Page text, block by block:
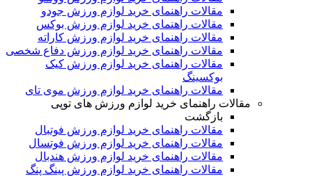
مقالات راهنمای خرید لوازم ورزش جودو
مقالات راهنمای خرید لوازم ورزش بوکس
مقالات راهنمای خرید لوازم ورزش کاراته
مقالات راهنمای خرید لوازم ورزش دفاع شخصی
مقالات راهنمای خرید لوازم ورزش کیک
بوکسینگ
مقالات راهنمای خرید لوازم ورزش موی تای
مقالات راهنمای خرید لوازم ورزش های توپی
بازگشت
مقالات راهنمای خرید لوازم ورزش فوتبال
مقالات راهنمای خرید لوازم ورزش فوتسال
مقالات راهنمای خرید لوازم ورزش هندبال
مقالات راهنمای خرید لوازم ورزش پینگ پنگ